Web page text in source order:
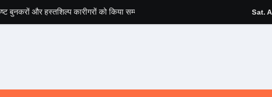
बुनकरों और हस्तशिल्प कारीगरों को किया सम्मानित चारधाम यात्रा होगी और सुगम, कर्णप्रयाग
Sat.